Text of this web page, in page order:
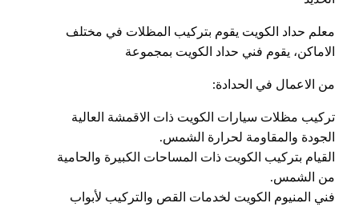
معلم حداد الكويت يقوم بتركيب المظلات في مختلف
الاماكن، يقوم فني حداد الكويت بمجموعة
من الاعمال في الحدادة:
تركيب مظلات سيارات الكويت ذات الاقمشة العالية
الجودة والمقاومة لحرارة الشمس.
القيام بتركيب الكويت ذات المساحات الكبيرة والحامية
من الشمس.
فني المنيوم الكويت لخدمات القص والتركيب لأبواب